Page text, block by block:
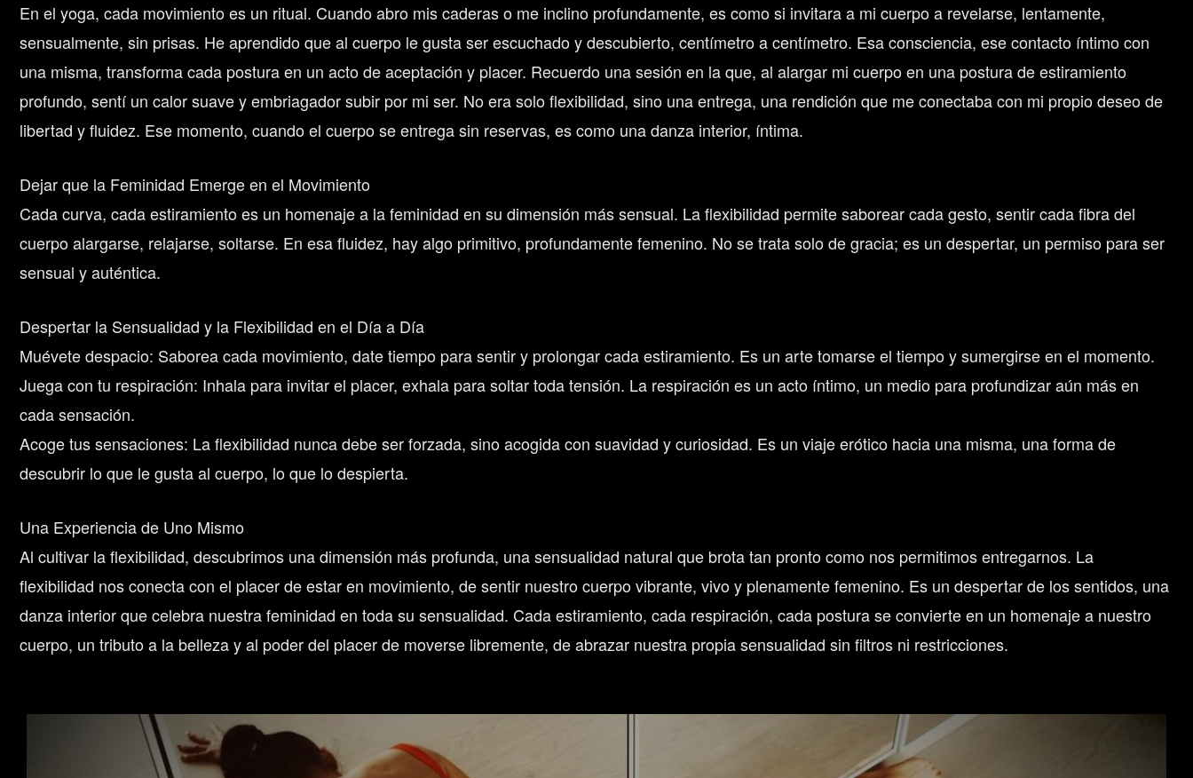
En el yoga, cada movimiento es un ritual. Cuando abro mis caderas o me inclino profundamente, es como si invitara a mi cuerpo a revelarse, lentamente,
sensualmente, sin prisas. He aprendido que al cuerpo le gusta ser escuchado y descubierto, centímetro a centímetro. Esa consciencia, ese contacto íntimo con
una misma, transforma cada postura en un acto de aceptación y placer. Recuerdo una sesión en la que, al alargar mi cuerpo en una postura de estiramiento
profundo, sentí un calor suave y embriagador subir por mi ser. No era solo flexibilidad, sino una entrega, una rendición que me conectaba con mi propio deseo de
libertad y fluidez. Ese momento, cuando el cuerpo se entrega sin reservas, es como una danza interior, íntima.
Dejar que la Feminidad Emerge en el Movimiento
Cada curva, cada estiramiento es un homenaje a la feminidad en su dimensión más sensual. La flexibilidad permite saborear cada gesto, sentir cada fibra del
cuerpo alargarse, relajarse, soltarse. En esa fluidez, hay algo primitivo, profundamente femenino. No se trata solo de gracia; es un despertar, un permiso para ser
sensual y auténtica.
Despertar la Sensualidad y la Flexibilidad en el Día a Día
Muévete despacio: Saborea cada movimiento, date tiempo para sentir y prolongar cada estiramiento. Es un arte tomarse el tiempo y sumergirse en el momento.
Juega con tu respiración: Inhala para invitar el placer, exhala para soltar toda tensión. La respiración es un acto íntimo, un medio para profundizar aún más en
cada sensación.
Acoge tus sensaciones: La flexibilidad nunca debe ser forzada, sino acogida con suavidad y curiosidad. Es un viaje erótico hacia una misma, una forma de
descubrir lo que le gusta al cuerpo, lo que lo despierta.
Una Experiencia de Uno Mismo
Al cultivar la flexibilidad, descubrimos una dimensión más profunda, una sensualidad natural que brota tan pronto como nos permitimos entregarnos. La
flexibilidad nos conecta con el placer de estar en movimiento, de sentir nuestro cuerpo vibrante, vivo y plenamente femenino. Es un despertar de los sentidos, una
danza interior que celebra nuestra feminidad en toda su sensualidad. Cada estiramiento, cada respiración, cada postura se convierte en un homenaje a nuestro
cuerpo, un tributo a la belleza y al poder del placer de moverse libremente, de abrazar nuestra propia sensualidad sin filtros ni restricciones.